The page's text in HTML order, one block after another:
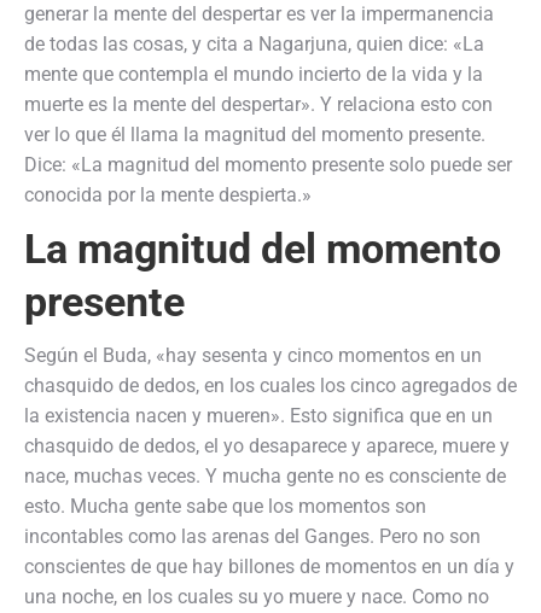
generar la mente del despertar es ver la impermanencia
de todas las cosas, y cita a Nagarjuna, quien dice: «La
mente que contempla el mundo incierto de la vida y la
muerte es la mente del despertar». Y relaciona esto con
ver lo que él llama la magnitud del momento presente.
Dice: «La magnitud del momento presente solo puede ser
conocida por la mente despierta.»
La magnitud del momento
presente
Según el Buda, «hay sesenta y cinco momentos en un
chasquido de dedos, en los cuales los cinco agregados de
la existencia nacen y mueren». Esto significa que en un
chasquido de dedos, el yo desaparece y aparece, muere y
nace, muchas veces. Y mucha gente no es consciente de
esto. Mucha gente sabe que los momentos son
incontables como las arenas del Ganges. Pero no son
conscientes de que hay billones de momentos en un día y
una noche, en los cuales su yo muere y nace. Como no